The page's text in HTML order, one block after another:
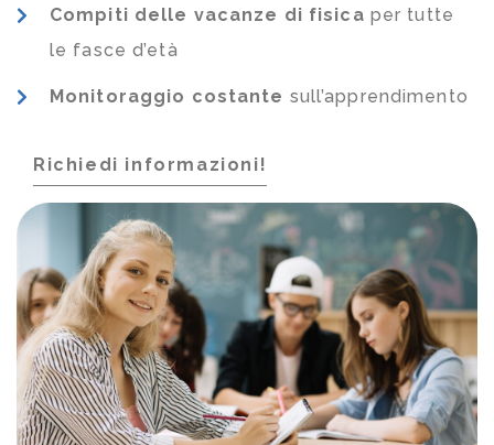
Compiti delle vacanze di fisica per tutte
le fasce d’età
Monitoraggio costante sull’apprendimento
Richiedi informazioni!